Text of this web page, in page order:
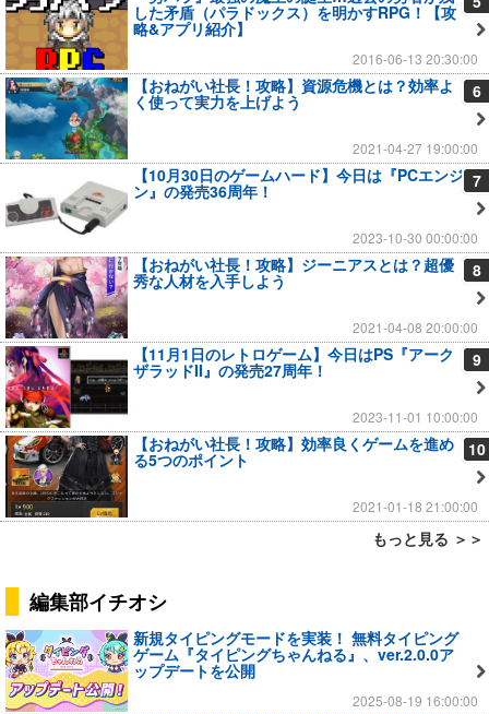
した矛盾（パラドックス）を明かすRPG！【攻
略&アプリ紹介】
2016-06-13 20:30:00
6
【おねがい社長！攻略】資源危機とは？効率よ
く使って実力を上げよう
2021-04-27 19:00:00
7
【10月30日のゲームハード】今日は『PCエンジ
ン』の発売36周年！
2023-10-30 00:00:00
8
【おねがい社長！攻略】ジーニアスとは？超優
秀な人材を入手しよう
2021-04-08 20:00:00
9
【11月1日のレトロゲーム】今日はPS『アーク
ザラッドII』の発売27周年！
2023-11-01 10:00:00
10
【おねがい社長！攻略】効率良くゲームを進め
る5つのポイント
2021-01-18 21:00:00
もっと見る ＞＞
編集部イチオシ
新規タイピングモードを実装！ 無料タイピング
ゲーム『タイピングちゃんねる』、ver.2.0.0ア
ップデートを公開
2025-08-19 16:00:00